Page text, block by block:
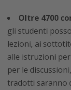
Oltre 4700
gli studenti
lezioni, ai
alle istruzioni
per le
tradotti saranno